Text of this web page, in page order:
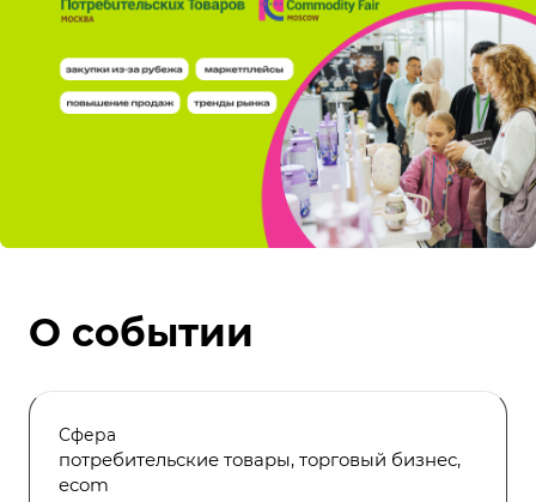
О событии
Сфера
потребительские товары, торговый бизнес,
ecom